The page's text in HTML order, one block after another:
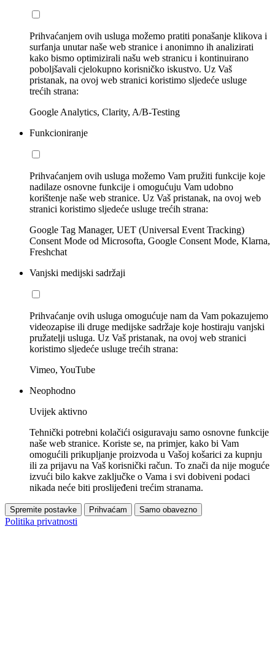
Prihvaćanjem ovih usluga možemo pratiti ponašanje klikova i
surfanja unutar naše web stranice i anonimno ih analizirati
kako bismo optimizirali našu web stranicu i kontinuirano
poboljšavali cjelokupno korisničko iskustvo. Uz Vaš
pristanak, na ovoj web stranici koristimo sljedeće usluge
trećih strana:
Google Analytics, Clarity, A/B-Testing
Funkcioniranje
Prihvaćanjem ovih usluga možemo Vam pružiti funkcije koje
nadilaze osnovne funkcije i omogućuju Vam udobno
korištenje naše web stranice. Uz Vaš pristanak, na ovoj web
stranici koristimo sljedeće usluge trećih strana:
Google Tag Manager, UET (Universal Event Tracking)
Consent Mode od Microsofta, Google Consent Mode, Klarna,
Freshchat
Vanjski medijski sadržaji
Prihvaćanje ovih usluga omogućuje nam da Vam pokazujemo
videozapise ili druge medijske sadržaje koje hostiraju vanjski
pružatelji usluga. Uz Vaš pristanak, na ovoj web stranici
koristimo sljedeće usluge trećih strana:
Vimeo, YouTube
Neophodno
Uvijek aktivno
Tehnički potrebni kolačići osiguravaju samo osnovne funkcije
naše web stranice. Koriste se, na primjer, kako bi Vam
omogućili prikupljanje proizvoda u Vašoj košarici za kupnju
ili za prijavu na Vaš korisnički račun. To znači da nije moguće
izvući bilo kakve zaključke o Vama i svi dobiveni podaci
nikada neće biti proslijeđeni trećim stranama.
Spremite postavke Prihvaćam Samo obavezno
Politika privatnosti